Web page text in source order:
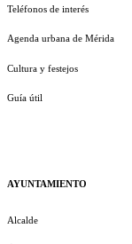
Teléfonos de interés
Agenda urbana de Mérida
Cultura y festejos
Guía útil
AYUNTAMIENTO
Alcalde